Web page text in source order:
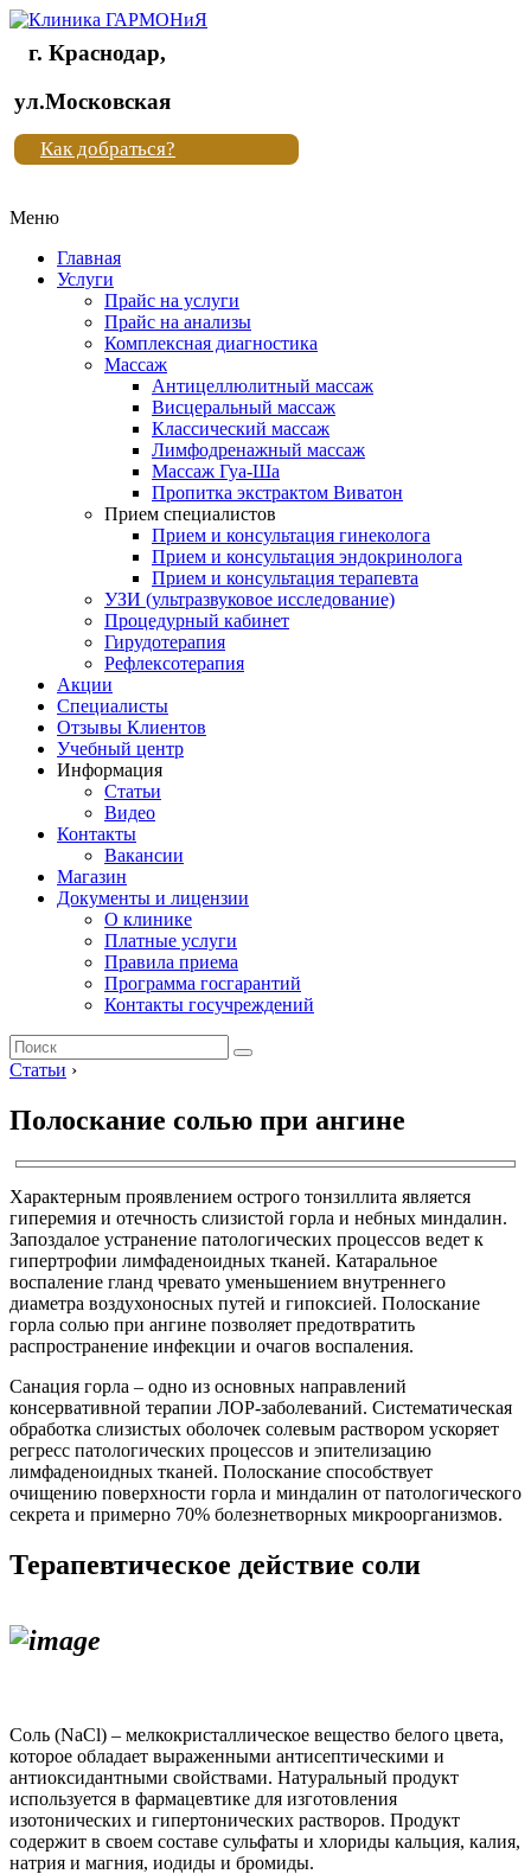
Клиника
"Новая
жизнь"
Клиника
жизнь"
г. Краснодар,
ул.Московская
Как добраться?
Меню
Главная
Услуги
Прайс на услуги
Прайс на анализы
Комплексная диагностика
Массаж
Антицеллюлитный массаж
Висцеральный массаж
Классический массаж
Лимфодренажный массаж
Массаж Гуа-Ша
Пропитка экстрактом Виватон
Прием специалистов
Прием и консультация гинеколога
Прием и консультация эндокринолога
Прием и консультация терапевта
УЗИ (ультразвуковое исследование)
Процедурный кабинет
Гирудотерапия
Рефлексотерапия
Акции
Специалисты
Отзывы Клиентов
Учебный центр
Информация
Статьи
Видео
Контакты
Вакансии
Магазин
Документы и лицензии
О клинике
Платные услуги
Правила приема
Программа госгарантий
Контакты госучреждений
Статьи ›
Полоскание солью при ангине
Характерным проявлением острого тонзиллита является
гиперемия и отечность слизистой горла и небных миндалин.
Запоздалое устранение патологических процессов ведет к
гипертрофии лимфаденоидных тканей. Катаральное
воспаление гланд чревато уменьшением внутреннего
диаметра воздухоносных путей и гипоксией. Полоскание
горла солью при ангине позволяет предотвратить
распространение инфекции и очагов воспаления.
Санация горла – одно из основных направлений
консервативной терапии ЛОР-заболеваний. Систематическая
обработка слизистых оболочек солевым раствором ускоряет
регресс патологических процессов и эпителизацию
лимфаденоидных тканей. Полоскание способствует
очищению поверхности горла и миндалин от патологического
секрета и примерно 70% болезнетворных микроорганизмов.
Терапевтическое действие соли
Соль (NaCl) – мелкокристаллическое вещество белого цвета,
которое обладает выраженными антисептическими и
антиоксидантными свойствами. Натуральный продукт
используется в фармацевтике для изготовления
изотонических и гипертонических растворов. Продукт
содержит в своем составе сульфаты и хлориды кальция, калия,
натрия и магния, иодиды и бромиды.